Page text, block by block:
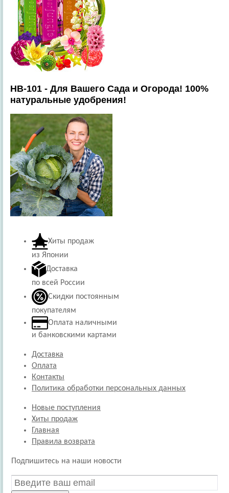
HB-101 - Для Вашего Сада и Огорода! 100%
натуральные удобрения!
Хиты продаж
из Японии
Доставка
по всей России
Скидки постоянным
покупателям
Оплата наличными
и банковскими картами
Доставка
Оплата
Контакты
Политика обработки персональных данных
Новые поступления
Хиты продаж
Главная
Правила возврата
Подпишитесь на наши новости